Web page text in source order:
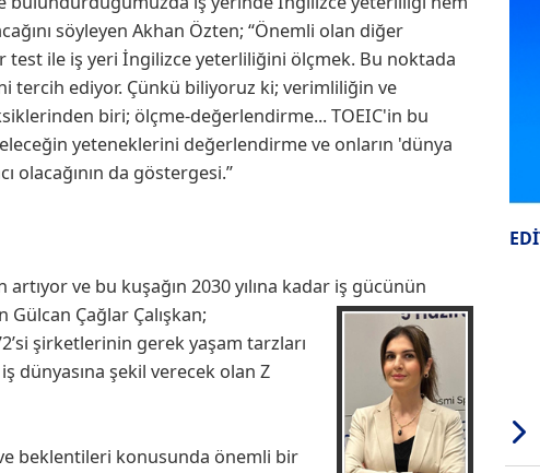
söyleyen Akhan Özten; “Önemli olan diğer
ile iş yeri İngilizce yeterliliğini ölçmek. Bu noktada
tercih ediyor. Çünkü biliyoruz ki; verimliliğin ve
biri; ölçme-değerlendirme... TOEIC'in bu
yeteneklerini değerlendirme ve onların 'dünya
olacağının da göstergesi.”
artıyor ve bu kuşağın 2030 yılına kadar iş gücünün
Gülcan Çağlar Çalışkan;
şirketlerinin gerek yaşam tarzları
dünyasına şekil verecek olan Z
ve beklentileri konusunda önemli bir